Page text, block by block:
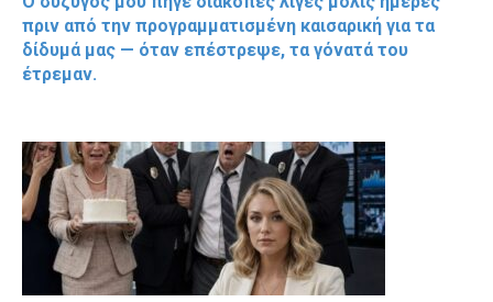
πριν από την προγραμματισμένη καισαρική για τα
δίδυμά μας — όταν επέστρεψε, τα γόνατά του
έτρεμαν.